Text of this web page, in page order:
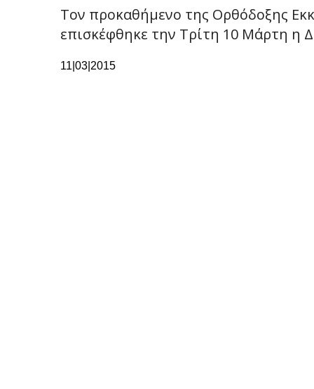
Τον προκαθήμενο της Ορθόδοξης
επισκέφθηκε την Τρίτη 10 Μάρτη η
11|03|2015